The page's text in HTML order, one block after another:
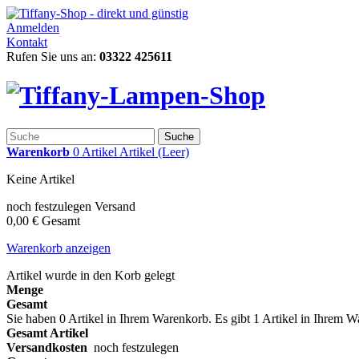
Anmelden
Kontakt
Rufen Sie uns an: 03322 425611
Suche
Warenkorb 0 Artikel Artikel (Leer)
Keine Artikel
noch festzulegen Versand
0,00 € Gesamt
Warenkorb anzeigen
Artikel wurde in den Korb gelegt
Menge
Gesamt
Sie haben 0 Artikel in Ihrem Warenkorb. Es gibt 1 Artikel in Ihrem
Gesamt Artikel
Versandkosten noch festzulegen